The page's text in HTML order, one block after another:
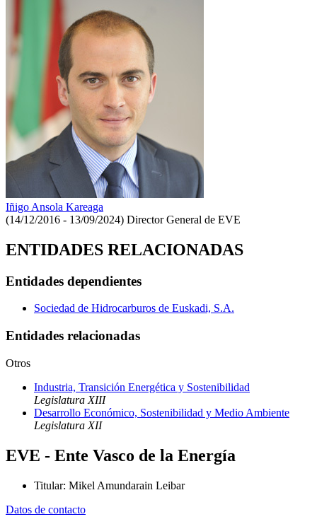
Iñigo Ansola Kareaga
(14/12/2016 - 13/09/2024) Director General de EVE
ENTIDADES RELACIONADAS
Entidades dependientes
Sociedad de Hidrocarburos de Euskadi, S.A.
Entidades relacionadas
Otros
Industria, Transición Energética y Sostenibilidad
Legislatura XIII
Desarrollo Económico, Sostenibilidad y Medio Ambiente
Legislatura XII
EVE - Ente Vasco de la Energía
Titular: Mikel Amundarain Leibar
Datos de contacto